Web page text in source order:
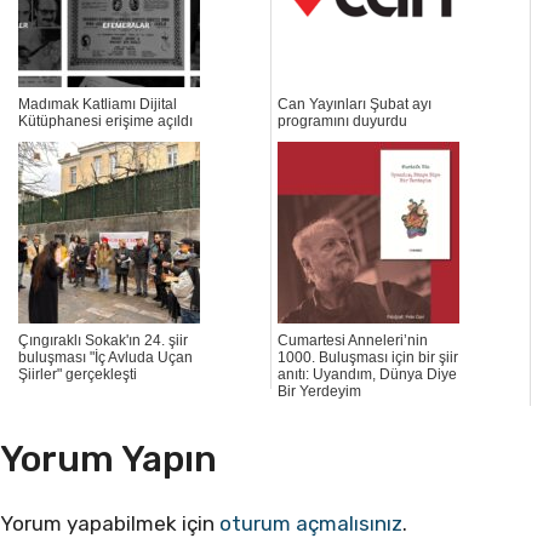
Madımak Katliamı Dijital
Kütüphanesi erişime açıldı
Can Yayınları Şubat ayı
programını duyurdu
Çıngıraklı Sokak'ın 24. şiir
buluşması "İç Avluda Uçan
Şiirler" gerçekleşti
Cumartesi Anneleri’nin
1000. Buluşması için bir şiir
anıtı: Uyandım, Dünya Diye
Bir Yerdeyim
Yorum Yapın
Yorum yapabilmek için oturum açmalısınız.